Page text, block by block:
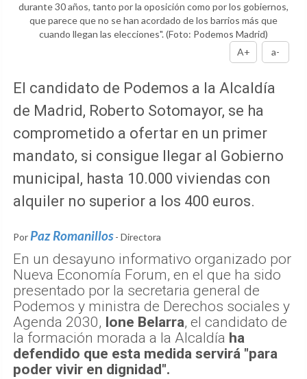
durante 30 años, tanto por la oposición como por los gobiernos,
que parece que no se han acordado de los barrios más que
cuando llegan las elecciones".(Foto: Podemos Madrid)
A+
a-
El candidato de Podemos a la Alcaldía
de Madrid, Roberto Sotomayor, se ha
comprometido a ofertar en un primer
mandato, si consigue llegar al Gobierno
municipal, hasta 10.000 viviendas con
alquiler no superior a los 400 euros.
Por Paz Romanillos - Directora
En un desayuno informativo organizado por
Nueva Economía Forum, en el que ha sido
presentado por la secretaria general de
Podemos y ministra de Derechos sociales y
Agenda 2030, Ione Belarra, el candidato de
la formación morada a la Alcaldía ha
defendido que esta medida servirá "para
poder vivir en dignidad".